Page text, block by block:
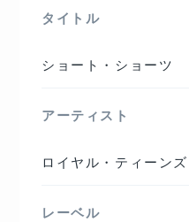
タイトル
ショート・ショーツ
アーティスト
ロイヤル・ティーンズ
レーベル